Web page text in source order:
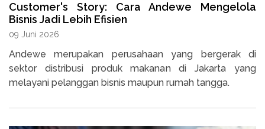
Customer's Story: Cara Andewe Mengelola
Bisnis Jadi Lebih Efisien
09 Juni 2026
Andewe merupakan perusahaan yang bergerak di
sektor distribusi produk makanan di Jakarta yang
melayani pelanggan bisnis maupun rumah tangga.